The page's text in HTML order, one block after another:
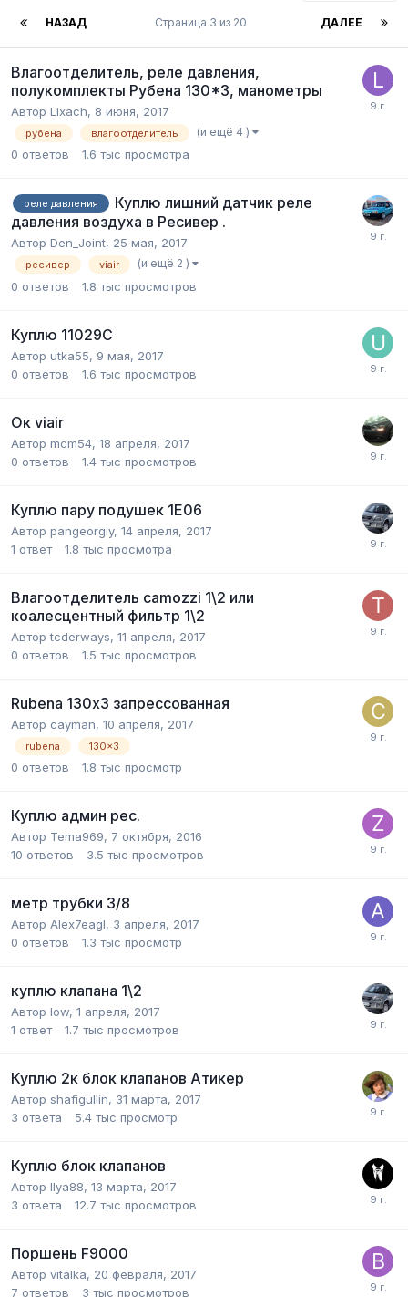
НАЗАД ДАЛЕЕ
Страница 3 из 20
Влагоотделитель, реле давления,
полукомплекты Рубена 130*3, манометры
Автор Lixach, 8 июня, 2017
рубена влагоотделитель (и ещё 4 )
0 ответов 1.6 тыс просмотра
реле давления
Куплю лишний датчик реле
давления воздуха в Ресивер .
Автор Den_Joint, 25 мая, 2017
ресивер viair (и ещё 2 )
0 ответов 1.8 тыс просмотров
Куплю 11029С
Автор utka55, 9 мая, 2017
0 ответов 1.6 тыс просмотров
Ок viair
Автор mcm54, 18 апреля, 2017
0 ответов 1.4 тыс просмотров
Куплю пару подушек 1Е06
Автор pangeorgiy, 14 апреля, 2017
1 ответ 1.8 тыс просмотра
Влагоотделитель camozzi 1\2 или
коалесцентный фильтр 1\2
Авторtcderways, 11 апреля, 2017
0 ответов 1.5 тыс просмотров
Rubena 130х3 запрессованная
Автор cayman, 10 апреля, 2017
rubena 130x3
0 ответов 1.8 тыс просмотр
Куплю админ рес.
Автор Tema969, 7 октября, 2016
10 ответов 3.5 тыс просмотров
метр трубки 3/8
Автор Alex7eagl, 3 апреля, 2017
0 ответов 1.3 тыс просмотр
куплю клапана 1\2
Автор low, 1 апреля, 2017
1 ответ 1.7 тыс просмотров
Куплю 2к блок клапанов Атикер
Автор shafigullin, 31 марта, 2017
3 ответа 5.4 тыс просмотр
Куплю блок клапанов
Автор Ilya88, 13 марта, 2017
3 ответа 12.7 тыс просмотров
Поршень F9000
Автор vitalka, 20 февраля, 2017
7 ответов 3 тыс просмотров